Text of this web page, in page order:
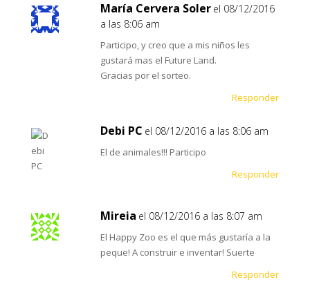
María Cervera Soler el 08/12/2016
a las 8:06 am
Participo, y creo que a mis niños les
gustará mas el Future Land.
Gracias por el sorteo.
Responder
Debi PC el 08/12/2016 a las 8:06 am
El de animales!!! Participo
Responder
Mireia el 08/12/2016 a las 8:07 am
El Happy Zoo es el que más gustaría a la
peque! A construir e inventar! Suerte
Responder